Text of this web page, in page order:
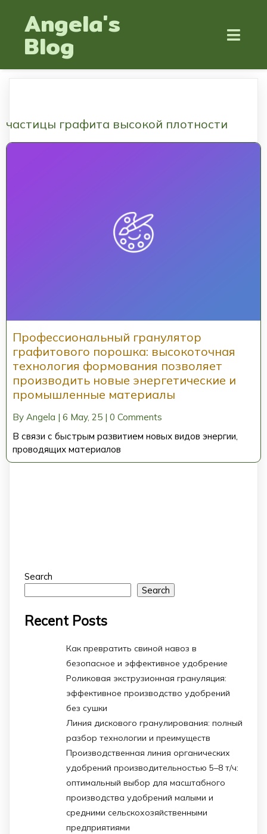
Angela's
Blog
частицы графита высокой плотности
Профессиональный гранулятор
графитового порошка: высокоточная
технология формования позволяет
производить новые энергетические и
промышленные материалы
By Angela | 6 May, 25 | 0 Comments
В связи с быстрым развитием новых видов энергии,
проводящих материалов
Search
Search
Recent Posts
Как превратить свиной навоз в
безопасное и эффективное удобрение
Роликовая экструзионная грануляция:
эффективное производство удобрений
без сушки
Линия дискового гранулирования: полный
разбор технологии и преимуществ
Производственная линия органических
удобрений производительностью 5–8 т/ч:
оптимальный выбор для масштабного
производства удобрений малыми и
средними сельскохозяйственными
предприятиями